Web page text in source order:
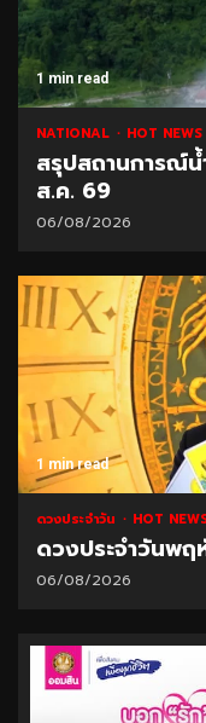
1 min read
NATIONAL HOT NEWS
สรุปสถานการณ์
ส.ค. 69
06/08/2026
1 min read
ดวงประจำวัน HOT
ดวงประจำวันพ
06/08/2026